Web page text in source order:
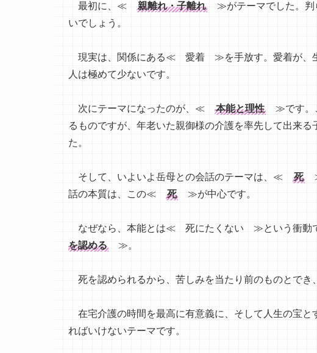
最初に、≪ 親離れ・子離れ
≫がテーマでした。判
いでしょう。
現実は、関係にある≪ 愛着 ≫を手放す。愛着が、生
人は極めて少ないです。
次にテーマになったのが、≪ 本能と理性
≫です。
るものですが、年老いた親御様の介護を率先して出来
た。
そして、いよいよ岳母との会話のテーマは、≪ 死
話の本質は、この≪
死 ≫が中心です。
なぜなら、本能とは≪ 死にたくない ≫という衝動
を認める
≫。
死を認められるから、苦しみを当たり前のものとでき
在宅介護の時間を最高に有意義に、そして人生の宝
ればいけないテーマです。